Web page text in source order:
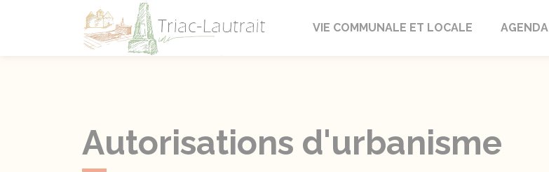
Triac-Lautrait
VIE COMMUNALE ET LOCALE AGENDA
Autorisations d'urbanisme